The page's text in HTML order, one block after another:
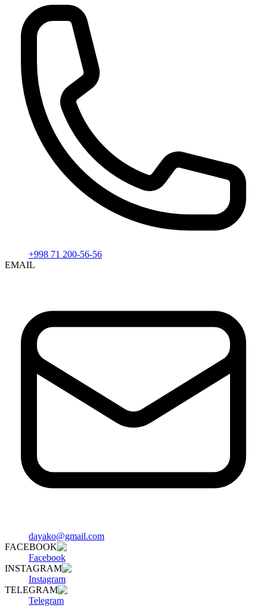
+998 71 200-56-56
EMAIL
dayako@gmail.com
FACEBOOK
Facebook
INSTAGRAM
Instagram
TELEGRAM
Telegram